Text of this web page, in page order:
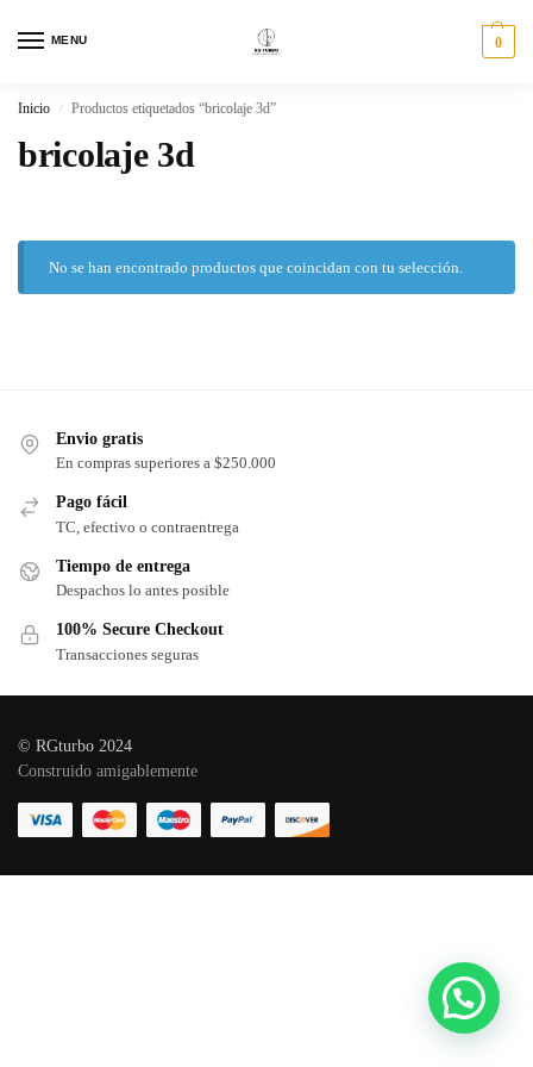
MENU 0
Inicio / Productos etiquetados “bricolaje 3d”
bricolaje 3d
No se han encontrado productos que coincidan con tu selección.
Envio gratis
En compras superiores a $250.000
Pago fácil
TC, efectivo o contraentrega
Tiempo de entrega
Despachos lo antes posible
100% Secure Checkout
Transacciones seguras
© RGturbo 2024
Construido amigablemente